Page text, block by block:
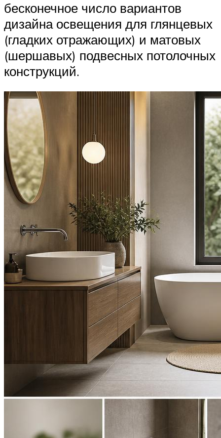
бесконечное число вариантов
дизайна освещения для глянцевых
(гладких отражающих) и матовых
(шершавых) подвесных потолочных
конструкций.